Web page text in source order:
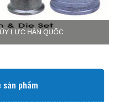
LỰC HÀN QUỐC
sản phẩm